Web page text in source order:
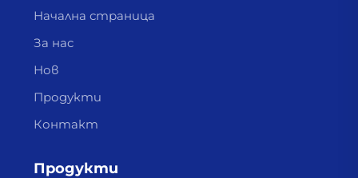
Начална страница
За нас
Нов
Продукти
Контакт
Продукти